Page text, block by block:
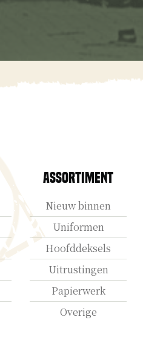
Assortiment
Nieuw binnen
Uniformen
Hoofddeksels
Uitrustingen
Papierwerk
Overige